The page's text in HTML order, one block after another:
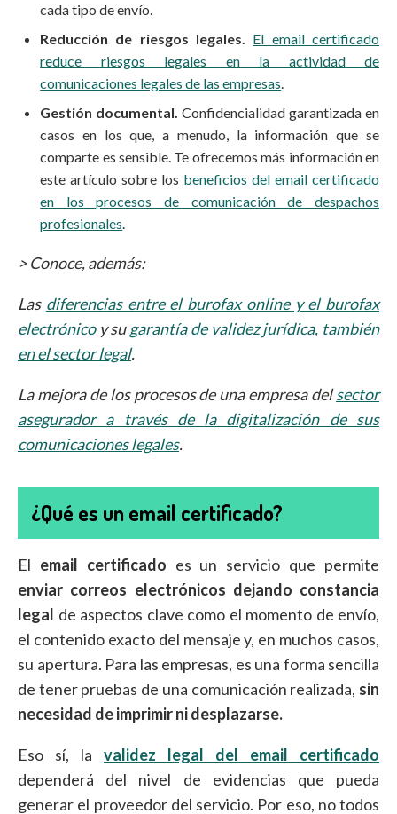
cada tipo de envío.
Reducción de riesgos legales. El email certificado
reduce riesgos legales en la actividad de
comunicaciones legales de las empresas.
Gestión documental. Confidencialidad garantizada en
casos en los que, a menudo, la información que se
comparte es sensible. Te ofrecemos más información en
este artículo sobre los beneficios del email certificado
en los procesos de comunicación de despachos
profesionales.
> Conoce, además:
Las diferencias entre el burofax online y el burofax
electrónicoy sugarantía de validez jurídica, también
en el sector legal.
La mejora de los procesos de una empresa delsector
asegurador a través de la digitalización de sus
comunicaciones legales.
¿Qué es un email certificado?
El email certificado es un servicio que permite
enviar correos electrónicos dejando constancia
legal de aspectos clave como el momento de envío,
el contenido exacto del mensaje y, en muchos casos,
su apertura. Para las empresas, es una forma sencilla
de tener pruebas de una comunicación realizada, sin
necesidad de imprimir ni desplazarse.
Eso sí, la validez legal del email certificado
dependerá del nivel de evidencias que pueda
generar el proveedor del servicio. Por eso, no todos